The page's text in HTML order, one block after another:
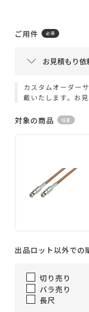
ご用件
カスタムオーダー
戴いたします。お
対象の商品
出品ロット以外での
切り売り
バラ売り
長尺